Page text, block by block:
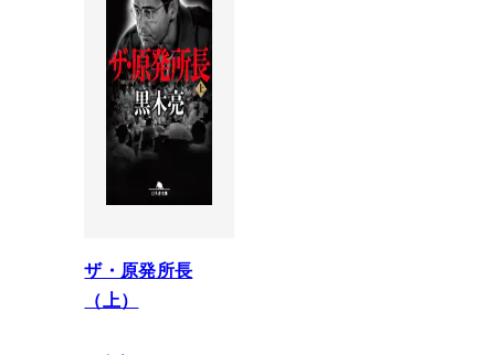
ザ・原発所長
（上）